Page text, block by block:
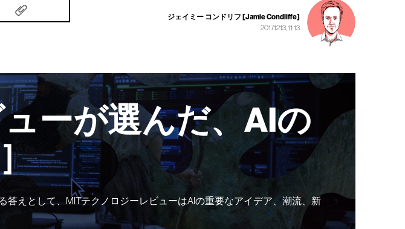
ジェイミー コンドリフ [Jamie Condliffe]
2017.12.13, 11:13
ーが選んだ、AIの
えとして、MITテクノロジーレビューはAIの重要なアイデア、潮流、新